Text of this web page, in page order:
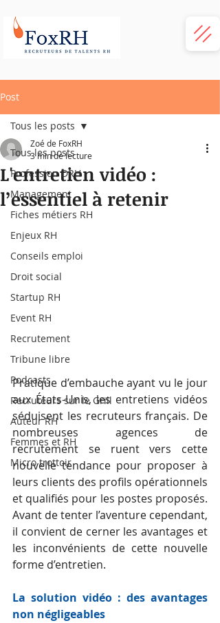
Post
Tous les posts
Profession DRH
Management
Fiches métiers RH
Enjeux RH
Conseils emploi
Droit social
Startup RH
Event RH
Recrutement
Tribune libre
Podcasts
Recruteurs sur le Grill
Auteur RH
Femmes et RH
Micro trottoir
Tous les posts
L'entretien vidéo :
l’essentiel à retenir
Zoé de FoxRH
3 min de lecture
Pratique d’embauche ayant vu le jour
aux États-Unis, les entretiens vidéos
séduisent les recruteurs français. De
nombreuses agences de
recrutement se ruent vers cette
nouvelle tendance pour proposer à
leurs clients des profils opérationnels
et qualifiés pour les postes proposés.
Avant de tenter l’aventure cependant,
il convient de cerner les avantages et
les inconvénients de cette nouvelle
forme d’entretien.
La solution vidéo : des avantages
non négligeables